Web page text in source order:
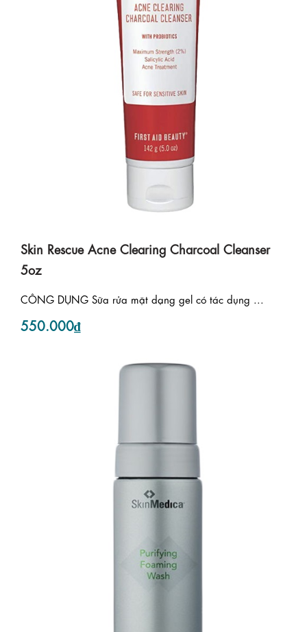
Skin Rescue Acne Clearing Charcoal Cleanser
5oz
CÔNG DỤNG Sữa rửa mặt dạng gel có tác dụng ...
550.000₫